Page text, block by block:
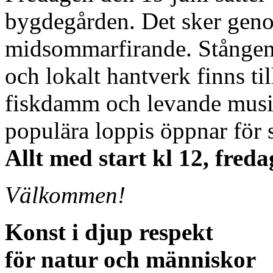
bygdegården. Det sker
midsommarfirande.
och lokalt hantverk finns
fiskdamm och levande
populära loppis öppnar för
Allt med start kl 12,
Välkommen!
Konst i djup respekt
för natur och människor